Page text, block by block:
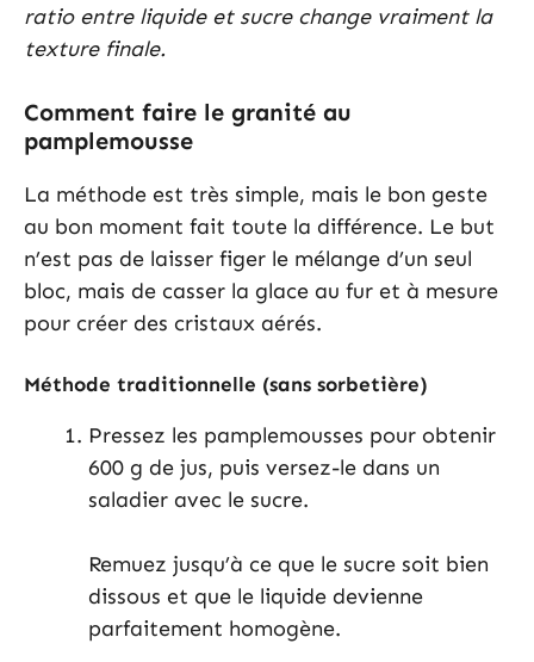
ratio entre liquide et sucre change vraiment la
texture finale.
Comment faire le granité au
pamplemousse
La méthode est très simple, mais le bon geste
au bon moment fait toute la différence. Le but
n’est pas de laisser figer le mélange d’un seul
bloc, mais de casser la glace au fur et à mesure
pour créer des cristaux aérés.
Méthode traditionnelle (sans sorbetière)
Pressez les pamplemousses pour obtenir
600 g de jus, puis versez-le dans un
saladier avec le sucre.
Remuez jusqu’à ce que le sucre soit bien
dissous et que le liquide devienne
parfaitement homogène.